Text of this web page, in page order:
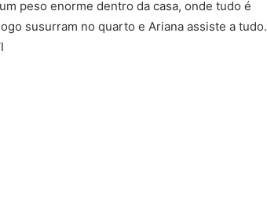
peso enorme dentro da casa, onde tudo é
susurram no quarto e Ariana assiste a tudo.